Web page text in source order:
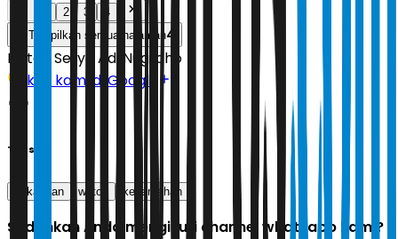
2 3
4
Tampilkan semua halaman4
Editor: Setyo Adi Nugroho
Ikuti kami di Google
Tags
kekayaan weton keberkahan
Sudahkah Anda mengikuti channel whatsapp kami?